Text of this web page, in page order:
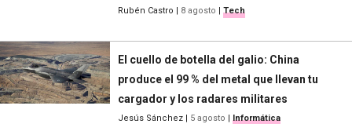
Rubén Castro | 8 agosto | Tech
El cuello de botella del galio: China
produce el 99 % del metal que llevan tu
cargador y los radares militares
Jesús Sánchez | 5 agosto | Informática